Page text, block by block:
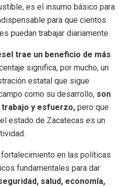
es el insumo básico para
para que cientos
puedan trabajar diariamente.
trae un beneficio de más
significa, por mucho, un
estatal que sigue
como su desarrollo, son
trabajo y esfuerzo, pero que
estado de Zacatecas es un
fortalecimiento en las políticas
fundamentales para dar
salud, economía,